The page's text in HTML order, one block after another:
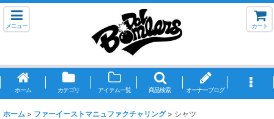
メニュー カート
ホーム カテゴリ アイテム一覧 商品検索 オーナーブログ
ホーム > ファーイーストマニュファクチャリング > シャツ